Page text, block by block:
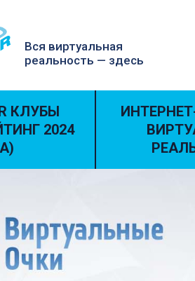
Вся виртуальная
реальность — здесь
КЛУБЫ
2024